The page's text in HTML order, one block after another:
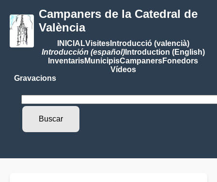
Campaners de la Catedral de
València
INICIALVisitesIntroducció (valencià)
Introducción (español)Introduction (English)
InventarisMunicipisCampanersFonedors
Vídeos
Gravacions